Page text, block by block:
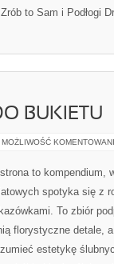
to Sam i Podłogi
BUKIETU
MOŻLIWOŚĆ
to kompendium,
spotyka się z
To zbiór
florystyczne detale,
estetykę